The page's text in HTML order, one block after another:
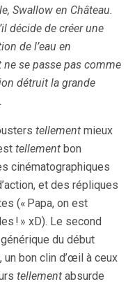
Swallow en Château.
décide de créer une
de l’eau en
se passe pas comme
détruit la grande
tellement mieux
tellement bon
cinématographiques
et des répliques
(« Papa, on est
! » xD). Le second
du début
un bon clin d’œil à ceux
tellement absurde